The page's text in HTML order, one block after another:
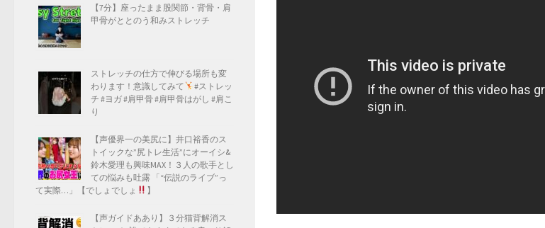
【7分】座ったまま股関節・背骨・肩
甲骨がととのう和みストレッチ
ストレッチの仕方で伸びる場所も変
わります！意識してみて
#ストレッ
チ #ヨガ #肩甲骨 #肩甲骨はがし #肩こ
り
【声優界一の美尻に】井口裕香のス
トイックな”尻トレ生活”にオーイシ&
鈴木愛理も興味MAX！３人の歌手とし
ての悩みも吐露 「“伝説のライブ”っ
て実際…」【でしょでしょ
】
【声ガイドああり】３分猫背解消ス